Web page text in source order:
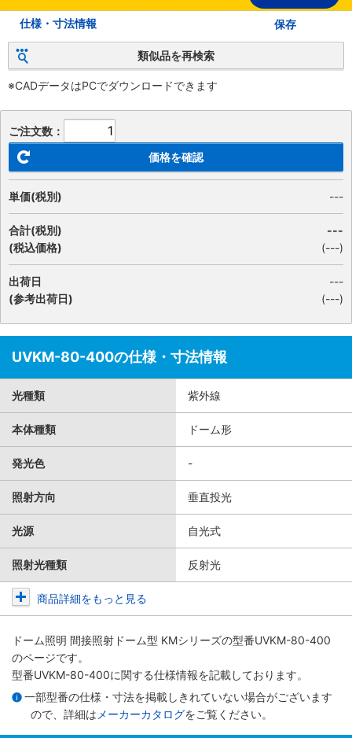
仕様・寸法情報 保存
類似品を再検索
※CADデータはPCでダウンロードできます
ご注文数：
価格を確認
単価(税別) ---
合計(税別)
(税込価格)
---
(---)
出荷日
(参考出荷日)
---
(---)
UVKM-80-400の仕様・寸法情報
光種類 紫外線
本体種類 ドーム形
発光色 -
照射方向 垂直投光
光源 自光式
照射光種類 反射光
商品詳細をもっと見る
ドーム照明 間接照射ドーム型 KMシリーズの型番UVKM-80-400
のページです。
型番UVKM-80-400に関する仕様情報を記載しております。
一部型番の仕様・寸法を掲載しきれていない場合がございます
ので、詳細は メーカーカタログをご覧ください。